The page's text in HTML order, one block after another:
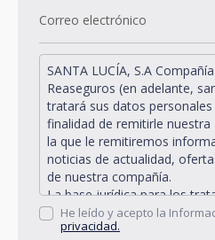
SANTA LUCÍA, S.A
Reaseguros (en adelante,
tratará sus datos
finalidad de remitirle
la que le remitiremos
noticias de actualidad,
de nuestra compañía.
La base jurídica para los
personales descritos se
gestión y desarrollo de la
He leído y acepto la
privacidad.